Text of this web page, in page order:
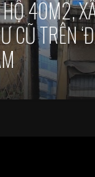
40M2,
CŨ TRÊN